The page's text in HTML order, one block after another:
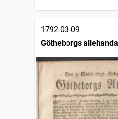
1792-03-09
Götheborgs allehanda